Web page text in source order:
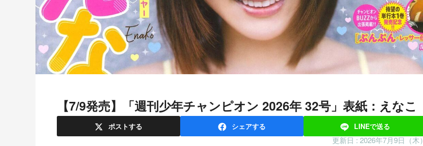
【7/9発売】「週刊少年チャンピオン 2026年 32号」表紙：えなこ
ポストする シェアする LINEで送る
更新日 : 2026年7月9日（木）